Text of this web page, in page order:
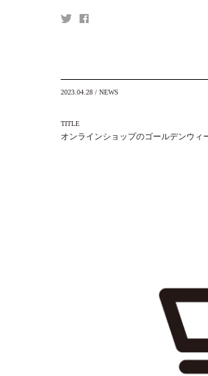
2023.04.28 / NEWS
TITLE
オンラインショップのゴールデンウィ